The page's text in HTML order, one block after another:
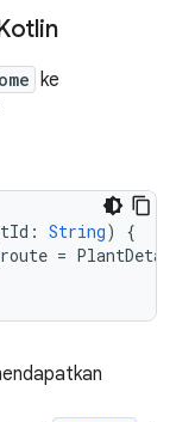
ke
: String)
{
route =